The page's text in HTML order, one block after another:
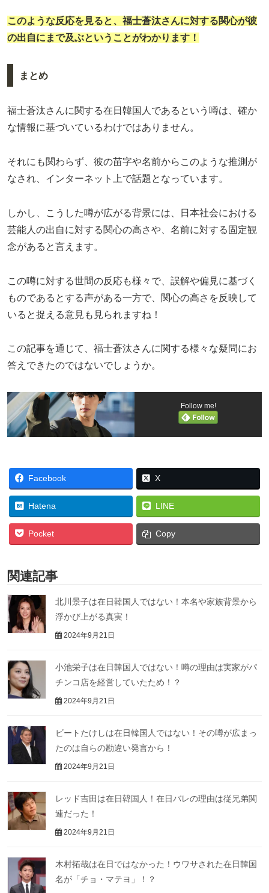
このような反応を見ると、福士蒼汰さんに対する関心が彼
の出自にまで及ぶということがわかります！
まとめ
福士蒼汰さんに関する在日韓国人であるという噂は、確か
な情報に基づいているわけではありません。
それにも関わらず、彼の苗字や名前からこのような推測が
なされ、インターネット上で話題となっています。
しかし、こうした噂が広がる背景には、日本社会における
芸能人の出自に対する関心の高さや、名前に対する固定観
念があると言えます。
この噂に対する世間の反応も様々で、誤解や偏見に基づく
ものであるとする声がある一方で、関心の高さを反映して
いると捉える意見も見られますね！
この記事を通じて、福士蒼汰さんに関する様々な疑問にお
答えできたのではないでしょうか。
Follow me!
Facebook X
Hatena LINE
Pocket Copy
関連記事
北川景子は在日韓国人ではない！本名や家族背景から
浮かび上がる真実！
2024年9月21日
小池栄子は在日韓国人ではない！噂の理由は実家がパ
チンコ店を経営していたため！？
2024年9月21日
ビートたけしは在日韓国人ではない！その噂が広まっ
たのは自らの勘違い発言から！
2024年9月21日
レッド吉田は在日韓国人！在日バレの理由は従兄弟関
連だった！
2024年9月21日
木村拓哉は在日ではなかった！ウワサされた在日韓国
名が「チョ・マテヨ」！？